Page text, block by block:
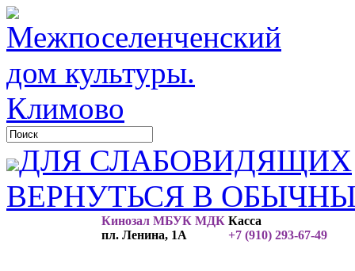
ДЛЯ СЛАБОВИДЯЩИХ
ВЕРНУТЬСЯ В
Кинозал МБУК МДК
пл. Ленина, 1А
Касса
+7 (910) 293-67-49